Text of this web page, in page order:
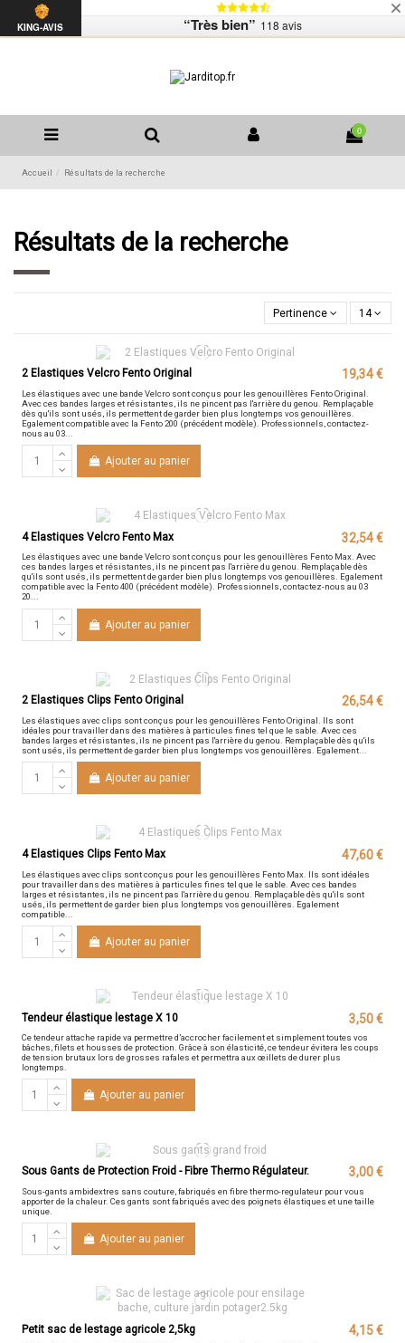
Contactez-nous
Liste de souhaits (
0
Accueil Résultats de la recherche
Résultats de la recherche
Pertinence 14
2 Elastiques Velcro Fento Original 19,34 €
Les élastiques avec une bande Velcro sont conçus pour les genouillères Fento Original.
Avec ces bandes larges et résistantes, ils ne pincent pas l'arrière du genou. Remplaçable
dès qu'ils sont usés, ils permettent de garder bien plus longtemps vos genouillères.
Egalement compatible avec la Fento 200 (précédent modèle). Professionnels, contactez-
nous au 03...
Ajouter au panier
4 Elastiques Velcro Fento Max 32,54 €
Les élastiques avec une bande Velcro sont conçus pour les genouillères Fento Max. Avec
ces bandes larges et résistantes, ils ne pincent pas l'arrière du genou. Remplaçable dès
qu'ils sont usés, ils permettent de garder bien plus longtemps vos genouillères. Egalement
compatible avec la Fento 400 (précédent modèle). Professionnels, contactez-nous au 03
20...
Ajouter au panier
2 Elastiques Clips Fento Original 26,54 €
Les élastiques avec clips sont conçus pour les genouillères Fento Original. Ils sont
idéales pour travailler dans des matières à particules fines tel que le sable. Avec ces
bandes larges et résistantes, ils ne pincent pas l'arrière du genou. Remplaçable dès qu'ils
sont usés, ils permettent de garder bien plus longtemps vos genouillères. Egalement...
Ajouter au panier
4 Elastiques Clips Fento Max 47,60 €
Les élastiques avec clips sont conçus pour les genouillères Fento Max. Ils sont idéales
pour travailler dans des matières à particules fines tel que le sable. Avec ces bandes
larges et résistantes, ils ne pincent pas l'arrière du genou. Remplaçable dès qu'ils sont
usés, ils permettent de garder bien plus longtemps vos genouillères. Egalement
compatible...
Ajouter au panier
Tendeur élastique lestage X 10 3,50 €
Ce tendeur attache rapide va permettre d’accrocher facilement et simplement toutes vos
bâches, filets et housses de protection. Grâce à son élasticité, ce tendeur évitera les coups
de tension brutaux lors de grosses rafales et permettra aux œillets de durer plus
longtemps.
Ajouter au panier
Sous Gants de Protection Froid - Fibre Thermo Régulateur. 3,00 €
Sous-gants ambidextres sans couture, fabriqués en fibre thermo-regulateur pour vous
apporter de la chaleur. Ces gants sont fabriqués avec des poignets élastiques et une taille
unique.
Ajouter au panier
Petit sac de lestage agricole 2,5kg 4,15 €
KING-AVIS “Très bien” 118 avis